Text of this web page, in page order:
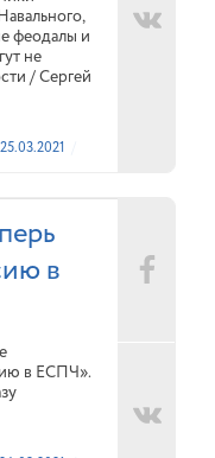
феодалы и
не
/ Сергей
25.03.2021
в
в ЕСПЧ».